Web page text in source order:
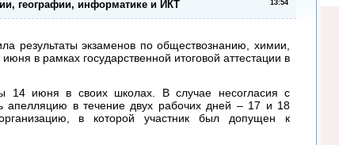
13:54
географии, информатике и ИКТ
результаты экзаменов по обществознанию, химии,
в рамках государственной итоговой аттестации в
14 июня в своих школах. В случае несогласия с
апелляцию в течение двух рабочих дней – 17 и 18
в которой участник был допущен к